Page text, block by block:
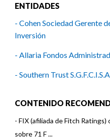
ENTIDADES
- Cohen Sociedad Gerente
Inversión
- Allaria Fondos
- Southern Trust
CONTENIDO
- FIX (afiliada de Fitch
sobre 71 F ...